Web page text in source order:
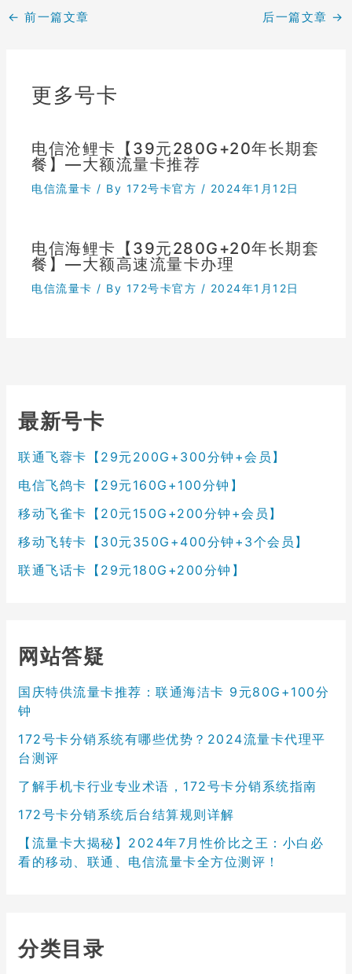
← 前一篇文章 后一篇文章 →
更多号卡
电信沧鲤卡【39元280G+20年长期套
餐】—大额流量卡推荐
电信流量卡 / By 172号卡官方 / 2024年1月12日
电信海鲤卡【39元280G+20年长期套
餐】—大额高速流量卡办理
电信流量卡 / By 172号卡官方 / 2024年1月12日
最新号卡
联通飞蓉卡【29元200G+300分钟+会员】
电信飞鸽卡【29元160G+100分钟】
移动飞雀卡【20元150G+200分钟+会员】
移动飞转卡【30元350G+400分钟+3个会员】
联通飞话卡【29元180G+200分钟】
网站答疑
国庆特供流量卡推荐：联通海洁卡 9元80G+100分
钟
172号卡分销系统有哪些优势？2024流量卡代理平
台测评
了解手机卡行业专业术语，172号卡分销系统指南
172号卡分销系统后台结算规则详解
【流量卡大揭秘】2024年7月性价比之王：小白必
看的移动、联通、电信流量卡全方位测评！
分类目录